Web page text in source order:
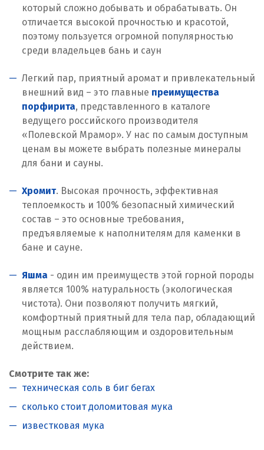
который сложно добывать и обрабатывать. Он
отличается высокой прочностью и красотой,
поэтому пользуется огромной популярностью
среди владельцев бань и саун
Легкий пар, приятный аромат и привлекательный
внешний вид – это главные преимущества
порфирита, представленного в каталоге
ведущего российского производителя
«Полевской Мрамор». У нас по самым доступным
ценам вы можете выбрать полезные минералы
для бани и сауны.
Хромит. Высокая прочность, эффективная
теплоемкость и 100% безопасный химический
состав – это основные требования,
предъявляемые к наполнителям для каменки в
бане и сауне.
Яшма - один им преимуществ этой горной породы
является 100% натуральность (экологическая
чистота). Они позволяют получить мягкий,
комфортный приятный для тела пар, обладающий
мощным расслабляющим и оздоровительным
действием.
Смотрите так же:
техническая соль в биг бегах
сколько стоит доломитовая мука
известковая мука